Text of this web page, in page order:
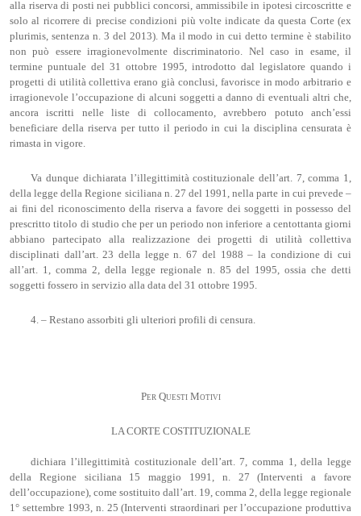
alla riserva di posti nei pubblici concorsi, ammissibile in ipotesi circoscritte e
solo al ricorrere di precise condizioni più volte indicate da questa Corte (ex
plurimis, sentenza n. 3 del 2013). Ma il modo in cui detto termine è stabilito
non può essere irragionevolmente discriminatorio. Nel caso in esame, il
termine puntuale del 31 ottobre 1995, introdotto dal legislatore quando i
progetti di utilità collettiva erano già conclusi, favorisce in modo arbitrario e
irragionevole l’occupazione di alcuni soggetti a danno di eventuali altri che,
ancora iscritti nelle liste di collocamento, avrebbero potuto anch’essi
beneficiare della riserva per tutto il periodo in cui la disciplina censurata è
rimasta in vigore.
Va dunque dichiarata l’illegittimità costituzionale dell’art. 7, comma 1,
della legge della Regione siciliana n. 27 del 1991, nella parte in cui prevede –
ai fini del riconoscimento della riserva a favore dei soggetti in possesso del
prescritto titolo di studio che per un periodo non inferiore a centottanta giorni
abbiano partecipato alla realizzazione dei progetti di utilità collettiva
disciplinati dall’art. 23 della legge n. 67 del 1988 – la condizione di cui
all’art. 1, comma 2, della legge regionale n. 85 del 1995, ossia che detti
soggetti fossero in servizio alla data del 31 ottobre 1995.
4. – Restano assorbiti gli ulteriori profili di censura.
Per Questi Motivi
LA CORTE COSTITUZIONALE
dichiara l’illegittimità costituzionale dell’art. 7, comma 1, della legge
della Regione siciliana 15 maggio 1991, n. 27 (Interventi a favore
dell’occupazione), come sostituito dall’art. 19, comma 2, della legge regionale
1° settembre 1993, n. 25 (Interventi straordinari per l’occupazione produttiva